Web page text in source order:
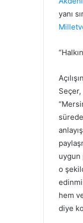
yanı
uygun
o
hem
diye